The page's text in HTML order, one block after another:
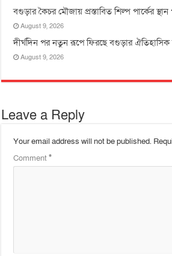
বগুড়ার কৈচর মৌজায় প্রস্তাবিত শিল্প পার্কের স্থান
August 9, 2026
দীর্ঘদিন পর নতুন রূপে ফিরছে বগুড়ার ঐতিহাসিক
August 9, 2026
Leave a Reply
Your email address will not be published.
Comment*